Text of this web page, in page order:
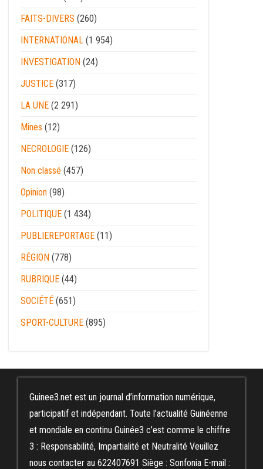
FAITS-DIVERS (260)
INTERNATIONAL (1 954)
INVESTIGATION (24)
JUSTICE (317)
LA UNE (2 291)
Mines (12)
NECROLOGIE (126)
Non classé (457)
Opinion (98)
POLITIQUE (1 434)
PUBLIEREPORTAGE (11)
RÉGION (778)
RUBRIQUE (44)
SOCIÉTÉ (651)
SPORT-CULTURE (895)
Guinee3.net est un journal d’information numérique,
participatif et indépendant. Toute l’actualité Guinéenne
et mondiale en continu Guinée3 c’est comme le chiffre
3 : Responsabilité, Impartialité et Neutralité Veuillez
nous contacter au 622407691 Siège : Sonfonia E-mail :